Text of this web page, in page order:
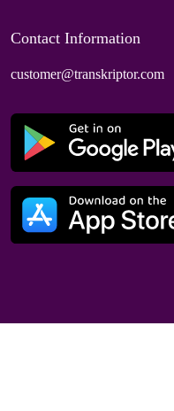
Contact Information
customer@transkriptor.com